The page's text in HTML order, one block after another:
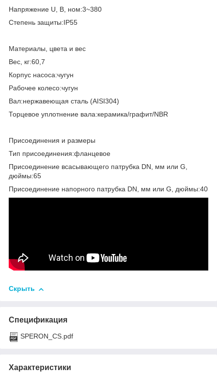
Напряжение U, В, ном:3~380
Степень защиты:IP55
Материалы, цвета и вес
Вес, кг:60,7
Корпус насоса:чугун
Рабочее колесо:чугун
Вал:нержавеющая сталь (AISI304)
Торцевое уплотнение вала:керамика/графит/NBR
Присоединения и размеры
Тип присоединения:фланцевое
Присоединение всасывающего патрубка DN, мм или G,
дюймы:65
Присоединение напорного патрубка DN, мм или G, дюймы:40
Скрыть
Спецификация
SPERON_CS.pdf
Характеристики